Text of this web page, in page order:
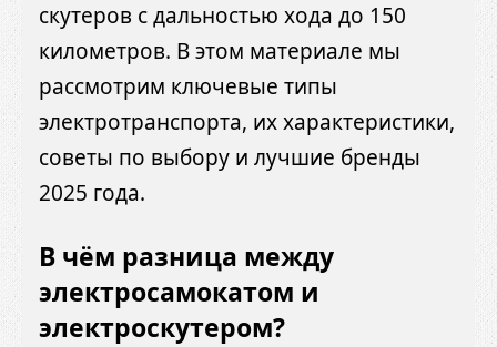
скутеров с дальностью хода до 150
километров. В этом материале мы
рассмотрим ключевые типы
электротранспорта, их характеристики,
советы по выбору и лучшие бренды
2025 года.
В чём разница между
электросамокатом и
электроскутером?